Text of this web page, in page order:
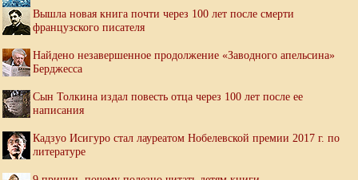
Вышла новая книга почти через 100 лет после смерти
французского писателя
Найдено незавершенное продолжение «Заводного апельсина»
Берджесса
Сын Толкина издал повесть отца через 100 лет после ее
написания
Кадзуо Исигуро стал лауреатом Нобелевской премии 2017 г. по
литературе